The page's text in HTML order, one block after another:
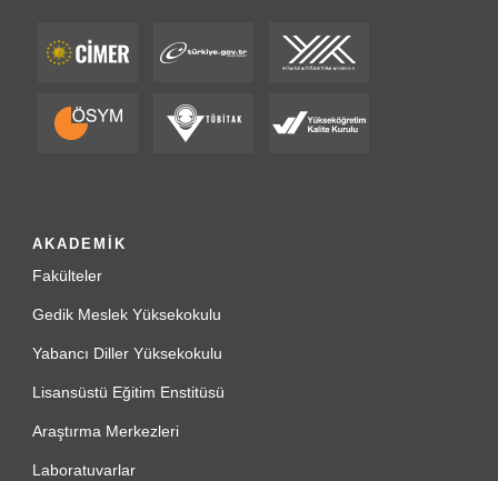
AKADEMİK
Fakülteler
Gedik Meslek Yüksekokulu
Yabancı Diller Yüksekokulu
Lisansüstü Eğitim Enstitüsü
Araştırma Merkezleri
Laboratuvarlar